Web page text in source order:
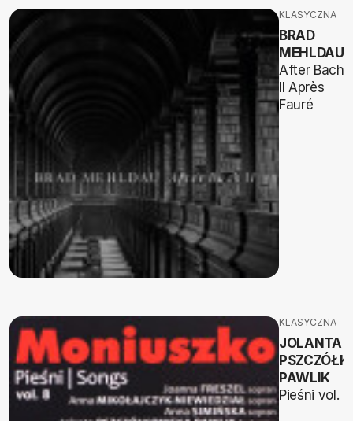
KLASYCZNA
BRAD
MEHLDAU
After Bach
II Après
Fauré
KLASYCZNA
JOLANTA
PAWLIK
Pieśni vol. 8